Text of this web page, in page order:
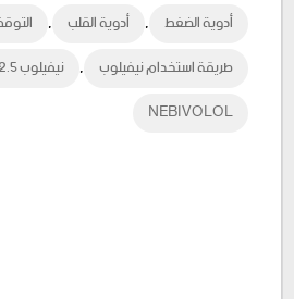
Plus أدوية الضغط , أدوية القلب ,
طريقة استخدام نيفيلوب , نيفيلوب 2.5 سعر
NEBIVOLOL